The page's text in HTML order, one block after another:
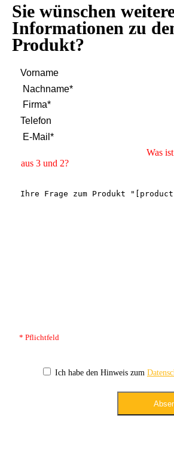
Sie wünschen
Informationen zu
Produkt?
Was
aus 3 und 2?
* Pflichtfeld
Ich habe den Hinweis zum